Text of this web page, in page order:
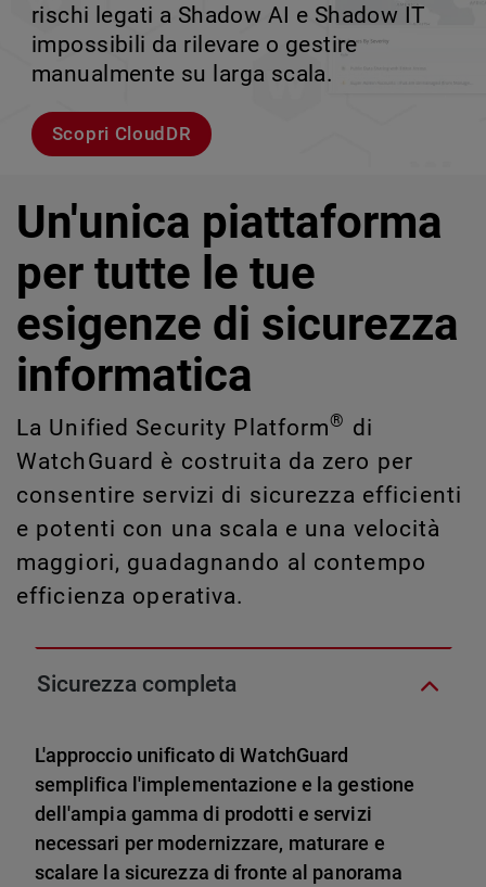
velocità.
Esplora i modelli
rischi legati a Shadow AI e Shadow IT
impossibili da rilevare o gestire
manualmente su larga scala.
Scopri CloudDR
tuo team può crescere senza perdere il
controllo.
scalabile.
Scopri WatchGuard EDR
Un'unica piattaforma
per tutte le tue
esigenze di sicurezza
informatica
La Unified Security Platform® di
WatchGuard è costruita da zero per
consentire servizi di sicurezza efficienti
e potenti con una scala e una velocità
maggiori, guadagnando al contempo
efficienza operativa.
Sicurezza completa
L'approccio unificato di WatchGuard
semplifica l'implementazione e la gestione
dell'ampia gamma di prodotti e servizi
necessari per modernizzare, maturare e
scalare la sicurezza di fronte al panorama